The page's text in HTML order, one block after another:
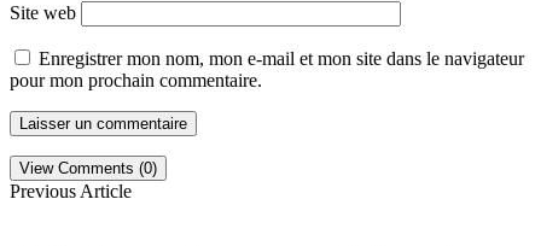
Site web
Enregistrer mon nom, mon e-mail et mon site dans le navigateur
pour mon prochain commentaire.
View Comments (0)
Previous Article